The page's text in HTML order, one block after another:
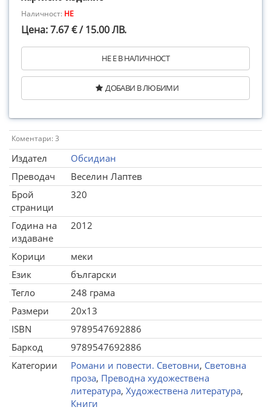
Наличност: НЕ
Цена: 7.67 € / 15.00 ЛВ.
НЕ Е В НАЛИЧНОСТ
ДОБАВИ В ЛЮБИМИ
Коментари: 3
Издател
Обсидиан
Преводач
Веселин Лаптев
Брой
страници
320
Година на
издаване
2012
Корици
меки
Език
български
Тегло
248 грама
Размери
20x13
ISBN
9789547692886
Баркод
9789547692886
Категории
Романи и повести. Световни, Световна
проза, Преводна художествена
литература, Художествена литература,
Книги